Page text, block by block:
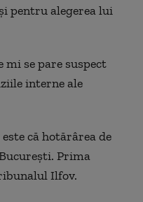
pentru alegerea lui
se pare suspect
interne ale
că hotărârea de
Prima
Ilfov.